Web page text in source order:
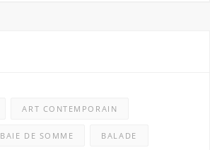
ART CONTEMPORAIN
BAIE DE SOMME BALADE